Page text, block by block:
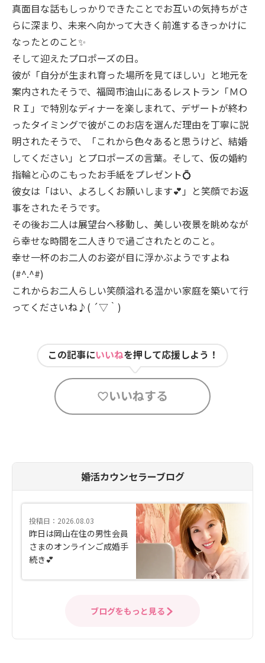
真面目な話もしっかりできたことでお互いの気持ちがさ
らに深まり、未来へ向かって大きく前進するきっかけに
なったとのこと✨
そして迎えたプロポーズの日。
彼が「自分が生まれ育った場所を見てほしい」と地元を
案内されたそうで、福岡市油山にあるレストラン「ＭＯ
ＲＩ」で特別なディナーを楽しまれて、デザートが終わ
ったタイミングで彼がこのお店を選んだ理由を丁寧に説
明されたそうで、「これから色々あると思うけど、結婚
してください」とプロポーズの言葉。そして、仮の婚約
指輪と心のこもったお手紙をプレゼント💍
彼女は「はい、よろしくお願いします💕」と笑顔でお返
事をされたそうです。
その後お二人は展望台へ移動し、美しい夜景を眺めなが
ら幸せな時間を二人きりで過ごされたとのこと。
幸せ一杯のお二人のお姿が目に浮かぶようですよね
(#^.^#)
これからお二人らしい笑顔溢れる温かい家庭を築いて行
ってくださいね♪( ´▽｀)
この記事にいいねを押して応援しよう！
いいねする
婚活カウンセラーブログ
投稿日：2026.08.03
昨日は岡山在住の男性会員
さまのオンラインご成婚手
続き💕
ブログをもっと見る